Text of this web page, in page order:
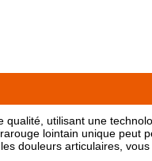
utilisant une
lointain unique peut
douleurs articulaires,